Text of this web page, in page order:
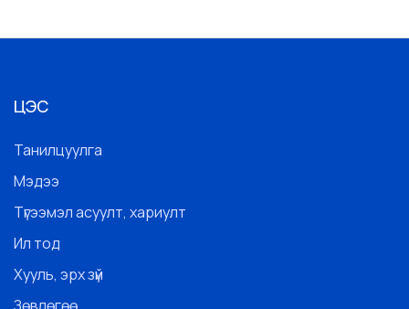
ЦЭС
Танилцуулга
Мэдээ
Түгээмэл асуулт, хариулт
Ил тод
Хууль, эрх зүй